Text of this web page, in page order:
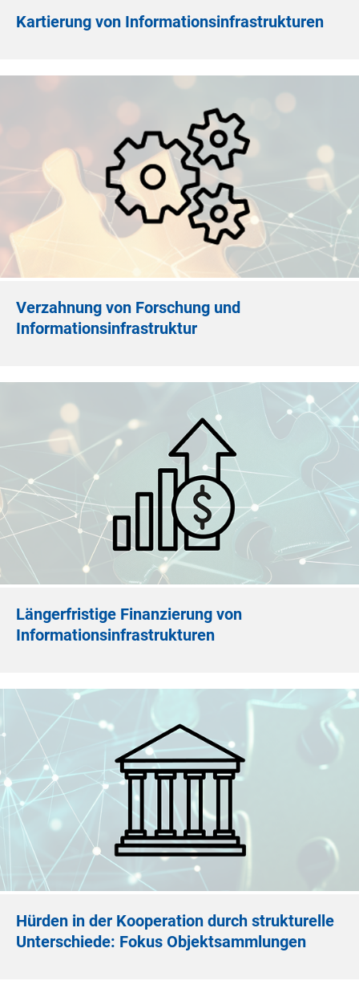
Kartierung von Informationsinfrastrukturen
Verzahnung von Forschung und
Informationsinfrastruktur
Längerfristige Finanzierung von
Informationsinfrastrukturen
Hürden in der Kooperation durch strukturelle
Unterschiede: Fokus Objektsammlungen